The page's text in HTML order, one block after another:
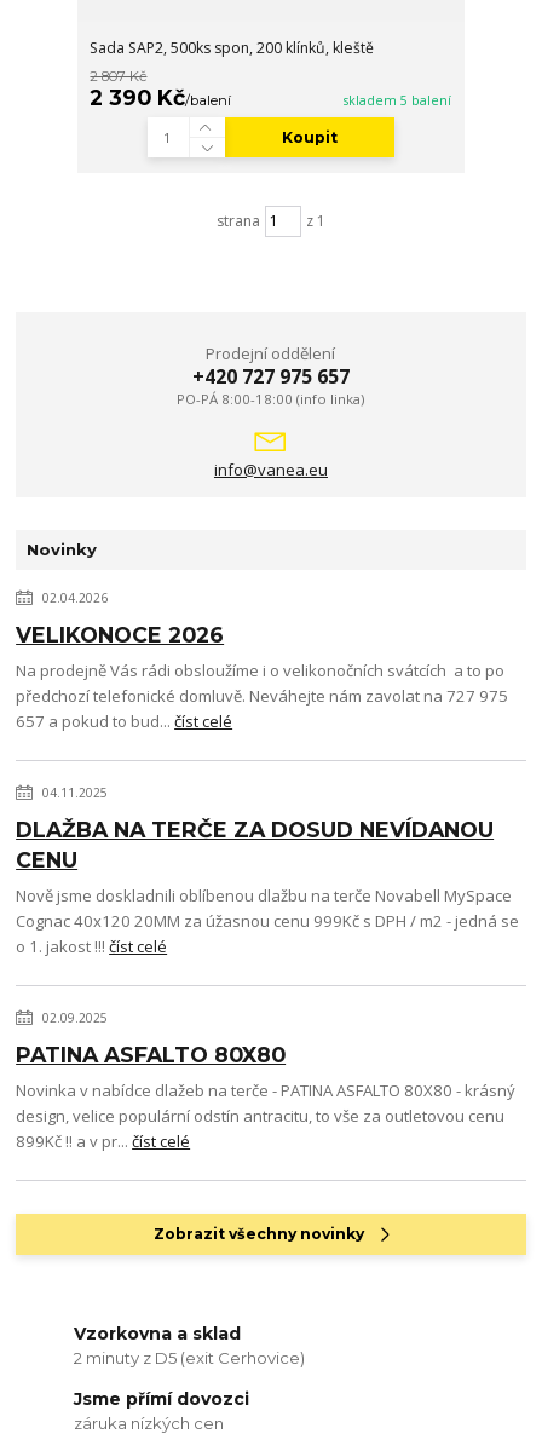
Sada SAP2, 500ks spon, 200 klínků, kleště
2 807 Kč
2 390 Kč/balení skladem 5 balení
Koupit
strana z 1
Prodejní oddělení
+420 727 975 657
PO-PÁ 8:00-18:00 (info linka)
info@vanea.eu
Novinky
02.04.2026
VELIKONOCE 2026
Na prodejně Vás rádi obsloužíme i o velikonočních svátcích a to po
předchozí telefonické domluvě. Neváhejte nám zavolat na 727 975
657 a pokud to bud...číst celé
04.11.2025
DLAŽBA NA TERČE ZA DOSUD NEVÍDANOU
CENU
Nově jsme doskladnili oblíbenou dlažbu na terče Novabell MySpace
Cognac 40x120 20MM za úžasnou cenu 999Kč s DPH / m2 - jedná se
o 1. jakost !!!číst celé
02.09.2025
PATINA ASFALTO 80X80
Novinka v nabídce dlažeb na terče - PATINA ASFALTO 80X80 - krásný
design, velice populární odstín antracitu, to vše za outletovou cenu
899Kč !! a v pr...číst celé
Zobrazit všechny novinky
Vzorkovna a sklad
2 minuty z D5 (exit Cerhovice)
Jsme přímí dovozci
záruka nízkých cen